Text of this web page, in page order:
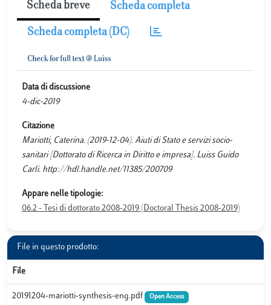
Scheda breve Scheda completa
Scheda completa (DC)
Data di discussione
4-dic-2019
Citazione
Mariotti, Caterina. (2019-12-04). Aiuti di Stato e servizi socio-
sanitari [Dottorato di Ricerca in Diritto e impresa]. Luiss Guido
Carli. http://hdl.handle.net/11385/200709
Appare nelle tipologie:
06.2 - Tesi di dottorato 2008-2019 (Doctoral Thesis 2008-2019)
File in questo prodotto:
File
20191204-mariotti-synthesis-eng.pdf Open Access